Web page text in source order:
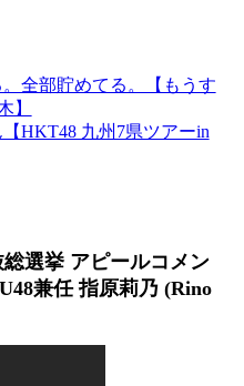
全部貯めてる。【もうす
】
HKT48 九州7県ツアーin
選挙 アピールコメン
兼任 指原莉乃 (Rino